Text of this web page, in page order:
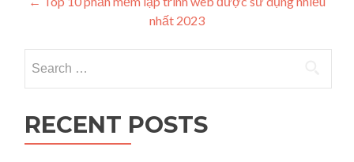
Post navigation
nhất 2023
RECENT POSTS